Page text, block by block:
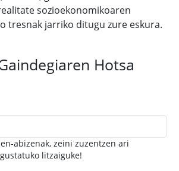
sozioekonomikoaren
tresnak jarriko ditugu zure eskura.
Hotsa
abizenak, zeini zuzentzen ari
litzaiguke!